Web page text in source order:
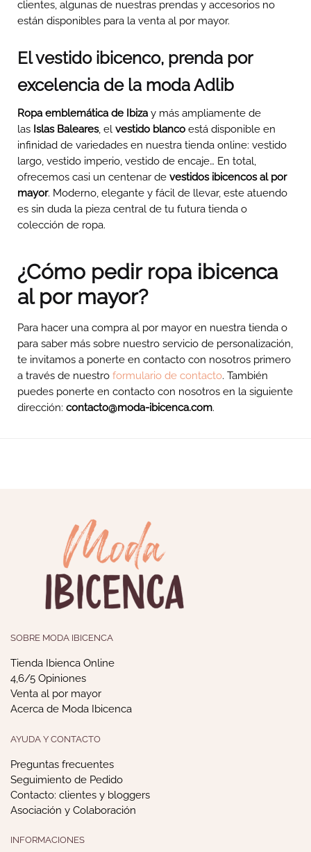
clientes, algunas de nuestras prendas y accesorios no
están disponibles para la venta al por mayor.
El vestido ibicenco, prenda por
excelencia de la moda Adlib
Ropa emblemática de Ibiza y más ampliamente de
las Islas Baleares, el vestido blanco está disponible en
infinidad de variedades en nuestra tienda online: vestido
largo, vestido imperio, vestido de encaje… En total,
ofrecemos casi un centenar de vestidos ibicencos al por
mayor. Moderno, elegante y fácil de llevar, este atuendo
es sin duda la pieza central de tu futura tienda o
colección de ropa.
¿Cómo pedir ropa ibicenca
al por mayor?
Para hacer una compra al por mayor en nuestra tienda o
para saber más sobre nuestro servicio de personalización,
te invitamos a ponerte en contacto con nosotros primero
a través de nuestro formulario de contacto. También
puedes ponerte en contacto con nosotros en la siguiente
dirección: contacto@moda-ibicenca.com.
SOBRE MODA IBICENCA
Tienda Ibienca Online
4,6/5 Opiniones
Venta al por mayor
Acerca de Moda Ibicenca
AYUDA Y CONTACTO
Preguntas frecuentes
Seguimiento de Pedido
Contacto: clientes y bloggers
Asociación y Colaboración
INFORMACIONES